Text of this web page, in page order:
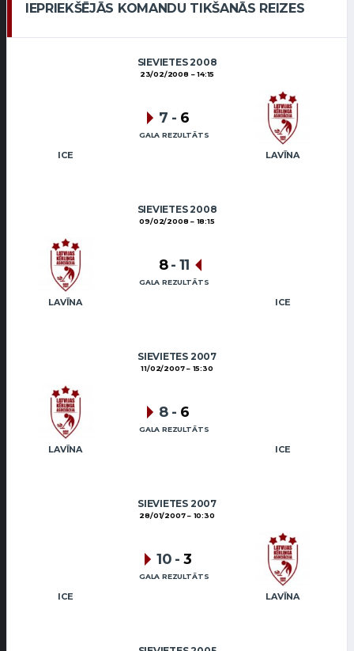
IEPRIEKŠĒJĀS KOMANDU TIKŠANĀS REIZES
SIEVIETES 2008
23/02/2008 14:15
ICE LAVĪNA
7 - 6
GALA REZULTĀTS
SIEVIETES 2008
09/02/2008 18:15
LAVĪNA ICE
8- 11
GALA REZULTĀTS
SIEVIETES 2007
11/02/2007 15:30
LAVĪNA ICE
8 - 6
GALA REZULTĀTS
SIEVIETES 2007
28/01/2007 10:30
ICE LAVĪNA
10 - 3
GALA REZULTĀTS